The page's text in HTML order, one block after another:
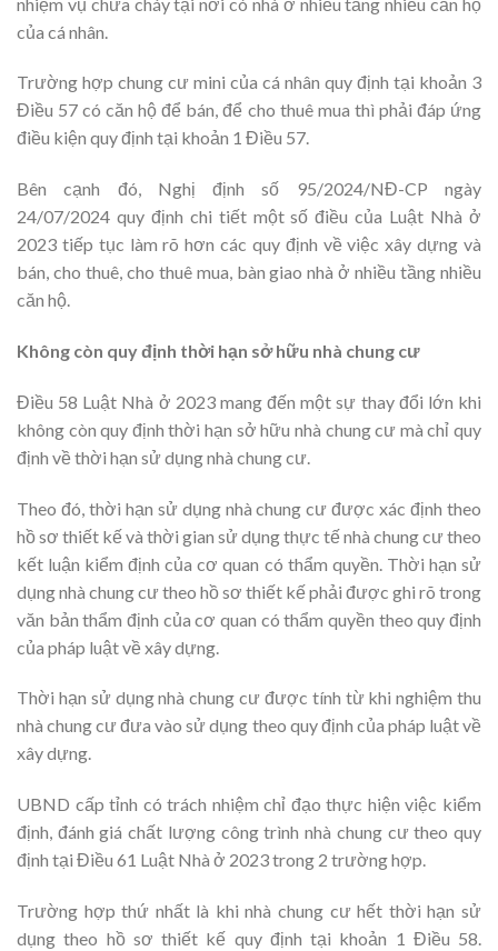
của cá nhân.
Trường hợp chung cư mini của cá nhân quy định tại khoản 3
Điều 57 có căn hộ để bán, để cho thuê mua thì phải đáp ứng
điều kiện quy định tại khoản 1 Điều 57.
Bên cạnh đó, Nghị định số 95/2024/NĐ-CP ngày
24/07/2024 quy định chi tiết một số điều của Luật Nhà ở
2023 tiếp tục làm rõ hơn các quy định về việc xây dựng và
bán, cho thuê, cho thuê mua, bàn giao nhà ở nhiều tầng nhiều
căn hộ.
Không còn quy định thời hạn sở hữu nhà chung cư
Điều 58 Luật Nhà ở 2023 mang đến một sự thay đổi lớn khi
không còn quy định thời hạn sở hữu nhà chung cư mà chỉ quy
định về thời hạn sử dụng nhà chung cư.
Theo đó, thời hạn sử dụng nhà chung cư được xác định theo
hồ sơ thiết kế và thời gian sử dụng thực tế nhà chung cư theo
kết luận kiểm định của cơ quan có thẩm quyền. Thời hạn sử
dụng nhà chung cư theo hồ sơ thiết kế phải được ghi rõ trong
văn bản thẩm định của cơ quan có thẩm quyền theo quy định
của pháp luật về xây dựng.
Thời hạn sử dụng nhà chung cư được tính từ khi nghiệm thu
nhà chung cư đưa vào sử dụng theo quy định của pháp luật về
xây dựng.
UBND cấp tỉnh có trách nhiệm chỉ đạo thực hiện việc kiểm
định, đánh giá chất lượng công trình nhà chung cư theo quy
định tại Điều 61 Luật Nhà ở 2023 trong 2 trường hợp.
Trường hợp thứ nhất là khi nhà chung cư hết thời hạn sử
dụng theo hồ sơ thiết kế quy định tại khoản 1 Điều 58.